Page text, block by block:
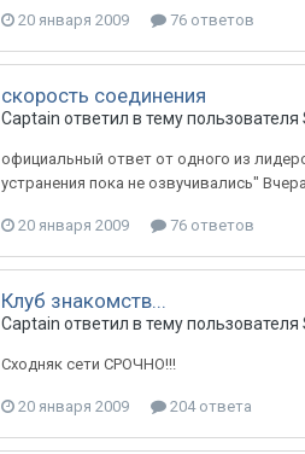
20 января 2009 76 ответов
скорость соединения
Captain ответил в тему пользователя
официальный ответ от одного из
устранения пока не озвучивались"
20 января 2009 76 ответов
Клуб знакомств...
Captain ответил в тему пользователя
Сходняк сети СРОЧНО!!!
20 января 2009 204 ответа